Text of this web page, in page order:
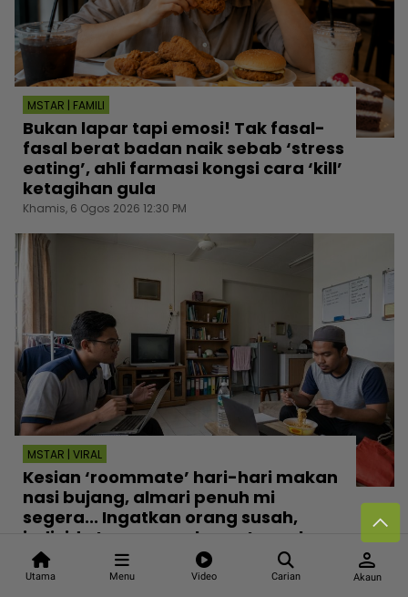
Utama Menu Video Carian
person
Akaun
MSTAR | FAMILI
Bukan lapar tapi emosi! Tak fasal-
fasal berat badan naik sebab ‘stress
eating’, ahli farmasi kongsi cara ‘kill’
ketagihan gula
Khamis, 6 Ogos 2026 12:30 PM
MSTAR | VIRAL
Kesian ‘roommate’ hari-hari makan
nasi bujang, almari penuh mi
segera... Ingatkan orang susah,
individu tergamam lepas tengok
baki akaun rakan
Khamis, 6 Ogos 2026 12:00 PM